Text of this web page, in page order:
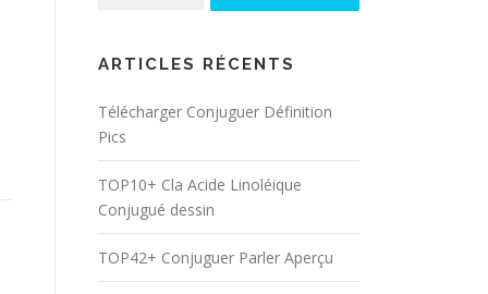
ARTICLES RÉCENTS
Télécharger Conjuguer Définition
Pics
TOP10+ Cla Acide Linoléique
Conjugué dessin
TOP42+ Conjuguer Parler Aperçu